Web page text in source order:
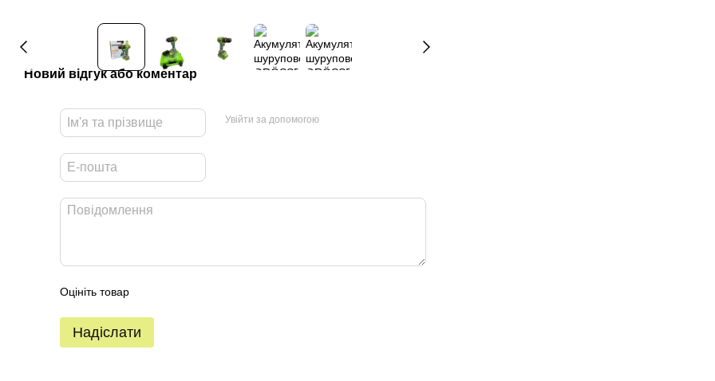
Новий відгук або коментар
Увійти за допомогою
Оцініть товар
Надіслати